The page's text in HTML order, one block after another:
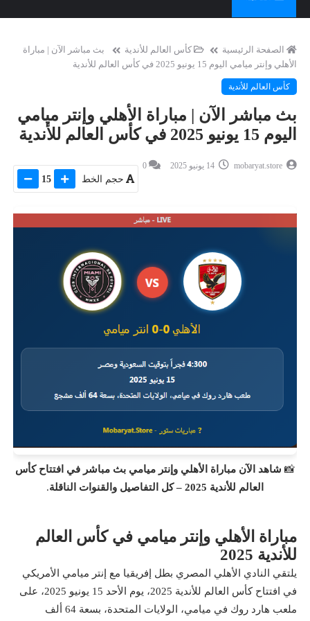
الصفحة الرئيسية كأس العالم للأندية
بث مباشر الآن | مباراة
الأهلي وإنتر ميامي اليوم 15 يونيو 2025 في كأس العالم للأندية
كأس العالم للأندية
بث مباشر الآن | مباراة الأهلي وإنتر ميامي
اليوم 15 يونيو 2025 في كأس العالم للأندية
mobaryat.store
0
حجم الخط 15
📸 شاهد الآن مباراة الأهلي وإنتر ميامي بث مباشر في افتتاح كأس
العالم للأندية 2025 – كل التفاصيل والقنوات الناقلة
.
مباراة الأهلي وإنتر ميامي في كأس العالم
للأندية 2025
يلتقي النادي الأهلي المصري بطل إفريقيا مع إنتر ميامي الأمريكي
في افتتاح كأس العالم للأندية 2025، يوم الأحد 15 يونيو 2025، على
ملعب هارد روك في ميامي، الولايات المتحدة، بسعة 64 ألف